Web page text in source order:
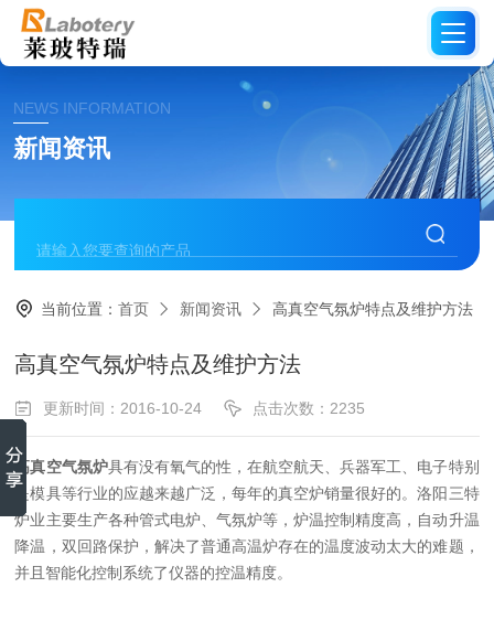
NEWS INFORMATION
新闻资讯
当前位置：首页 新闻资讯 高真空气氛炉特点及维护方法
高真空气氛炉特点及维护方法
更新时间：2016-10-24 点击次数：2235
高真空气氛炉具有没有氧气的性，在航空航天、兵器军工、电子特别
是模具等行业的应越来越广泛，每年的真空炉销量很好的。洛阳三特
炉业主要生产各种管式电炉、气氛炉等，炉温控制精度高，自动升温
降温，双回路保护，解决了普通高温炉存在的温度波动太大的难题，
并且智能化控制系统了仪器的控温精度。